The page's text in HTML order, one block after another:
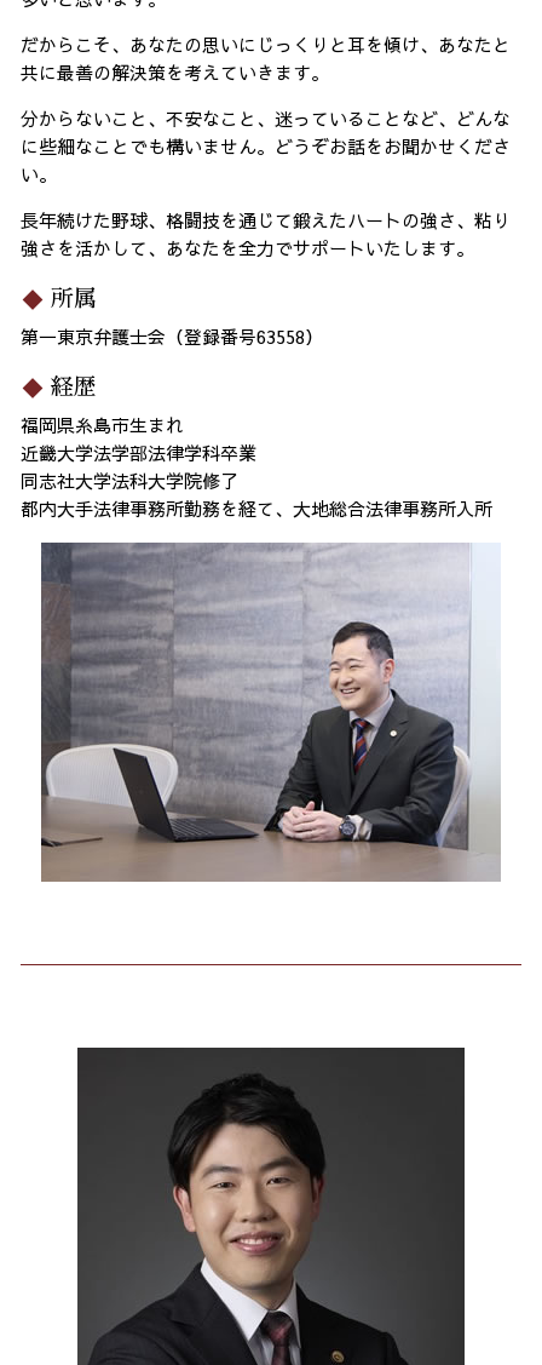
だからこそ、あなたの思いにじっくりと耳を傾け、あなたと
共に最善の解決策を考えていきます。
分からないこと、不安なこと、迷っていることなど、どんな
に些細なことでも構いません。どうぞお話をお聞かせくださ
い。
長年続けた野球、格闘技を通じて鍛えたハートの強さ、粘り
強さを活かして、あなたを全力でサポートいたします。
所属
第一東京弁護士会（登録番号63558）
経歴
福岡県糸島市生まれ
近畿大学法学部法律学科卒業
同志社大学法科大学院修了
都内大手法律事務所勤務を経て、大地総合法律事務所入所